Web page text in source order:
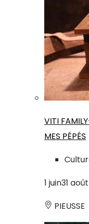
VITI
MES PÉPÉS
1 juin31 août
PIEUSSE